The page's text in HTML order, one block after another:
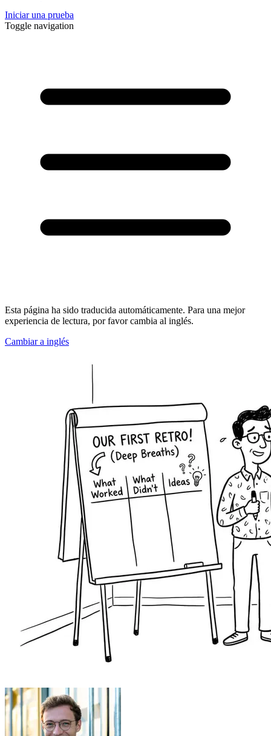
Iniciar una prueba
Toggle navigation
Esta página ha sido traducida automáticamente. Para una mejor
experiencia de lectura, por favor cambia al inglés.
Cambiar a inglés